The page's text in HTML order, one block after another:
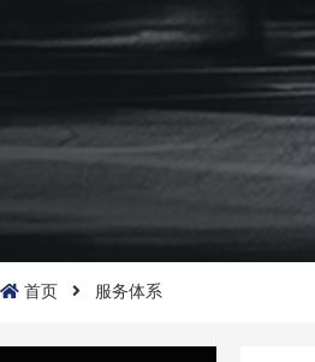
首页 服务体系